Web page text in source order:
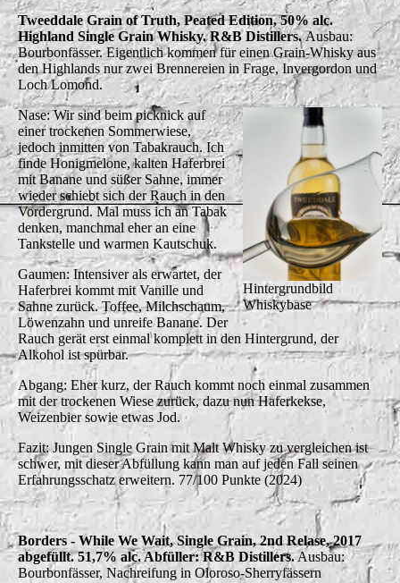
Tweeddale Grain of Truth, Peated Edition, 50% alc.
Highland Single Grain Whisky. R&B Distillers.Ausbau:
Bourbonfässer. Eigentlich kommen für einen Grain-Whisky aus
den Highlands nur zwei Brennereien in Frage, Invergordon und
Loch Lomond.
Hintergrundbild
Whiskybase
Nase: Wir sind beim picknick auf
einer trockenen Sommerwiese,
jedoch inmitten von Tabakrauch. Ich
finde Honigmelone, kalten Haferbrei
mit Banane und süßer Sahne, immer
wieder schiebt sich der Rauch in den
Vordergrund. Mal muss ich an Tabak
denken, manchmal eher an eine
Tankstelle und warmen Kautschuk.
Gaumen: Intensiver als erwartet, der
Haferbrei kommt mit Vanille und
Sahne zurück. Toffee, Milchschaum,
Löwenzahn und unreife Banane. Der
Rauch gerät erst einmal komplett in den Hintergrund, der
Alkohol ist spürbar.
Abgang: Eher kurz, der Rauch kommt noch einmal zusammen
mit der trockenen Wiese zurück, dazu nun Haferkekse,
Weizenbier sowie etwas Jod.
Fazit: Jungen Single Grain mit Malt Whisky zu vergleichen ist
schwer, mit dieser Abfüllung kann man auf jeden Fall seinen
Erfahrungsschatz erweitern. 77/100 Punkte (2024)
Borders - While We Wait, Single Grain, 2nd Relase, 2017
abgefüllt. 51,7% alc. Abfüller: R&B Distillers.Ausbau:
Bourbonfässer, Nachreifung in Oloroso-Sherryfässern